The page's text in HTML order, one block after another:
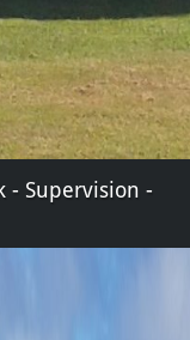
- Supervision -